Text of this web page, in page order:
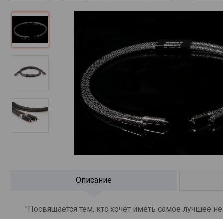
Описание
"Посвящается тем, кто хочет иметь самое лучшее не